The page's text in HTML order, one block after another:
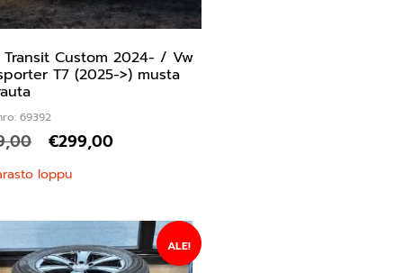
Transit Custom 2024- / Vw
T7 (2025->) musta
69392
€299,00
loppu
ALE!